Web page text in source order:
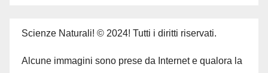
Scienze Naturali! © 2024! Tutti i diritti riservati.
Alcune immagini sono prese da Internet e qualora la